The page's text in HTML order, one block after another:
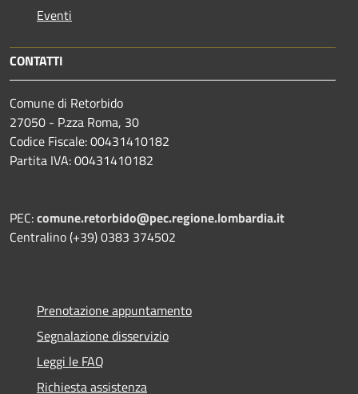
Eventi
CONTATTI
Comune di Retorbido
27050 - P.zza Roma, 30
Codice Fiscale: 00431410182
Partita IVA: 00431410182
PEC:comune.retorbido@pec.regione.lombardia.it
Centralino (+39) 0383 374502
Prenotazione appuntamento
Segnalazione disservizio
Leggi le FAQ
Richiesta assistenza